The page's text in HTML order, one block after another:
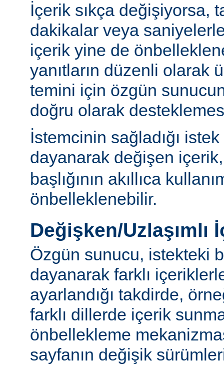
İçerik sıkça değişiyorsa,
dakikalar veya
içerik yine de
yanıtların düzenli olarak
temini için özgün
doğru olarak
İstemcinin sağladığı istek
dayanarak değişen
başlığının akıllıca
önbelleklenebilir.
Değişken/Uzlaşımlı
Özgün sunucu, istekteki
dayanarak farklı
ayarlandığı takdirde,
farklı dillerde içerik
önbellekleme
sayfanın değişik